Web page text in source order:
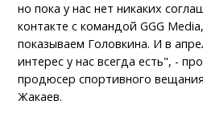
но пока у нас нет никаких
контакте с командой GGG
показываем Головкина. И в
интерес у нас всегда есть", -
продюсер спортивного вещания
Жакаев.